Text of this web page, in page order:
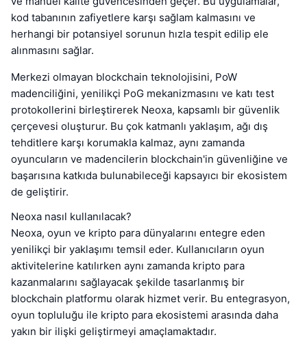
kod tabanının zafiyetlere karşı sağlam kalmasını ve
herhangi bir potansiyel sorunun hızla tespit edilip ele
alınmasını sağlar.
Merkezi olmayan blockchain teknolojisini, PoW
madenciliğini, yenilikçi PoG mekanizmasını ve katı test
protokollerini birleştirerek Neoxa, kapsamlı bir güvenlik
çerçevesi oluşturur. Bu çok katmanlı yaklaşım, ağı dış
tehditlere karşı korumakla kalmaz, aynı zamanda
oyuncuların ve madencilerin blockchain'in güvenliğine ve
başarısına katkıda bulunabileceği kapsayıcı bir ekosistem
de geliştirir.
Neoxa nasıl kullanılacak?
Neoxa, oyun ve kripto para dünyalarını entegre eden
yenilikçi bir yaklaşımı temsil eder. Kullanıcıların oyun
aktivitelerine katılırken aynı zamanda kripto para
kazanmalarını sağlayacak şekilde tasarlanmış bir
blockchain platformu olarak hizmet verir. Bu entegrasyon,
oyun topluluğu ile kripto para ekosistemi arasında daha
yakın bir ilişki geliştirmeyi amaçlamaktadır.